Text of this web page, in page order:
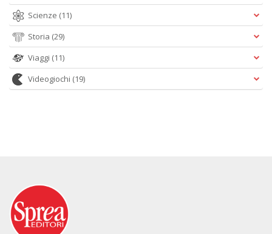
Scienze (11)
Storia (29)
Viaggi (11)
Videogiochi (19)